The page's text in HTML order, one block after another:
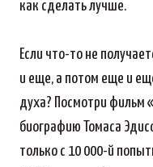
как сделать лучше.
Если что-то не
и еще, а потом еще и
духа? Посмотри фильм
биографию Томаса
только с 10 000-й